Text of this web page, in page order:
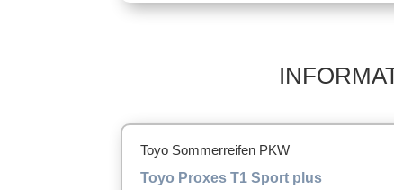
Toyo Sommerreifen PKW
Toyo Proxes T1 Sport plus